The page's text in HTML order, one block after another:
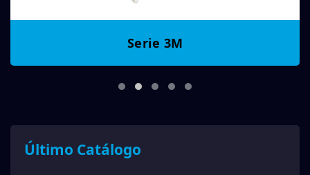
Serie 3M
Último Catálogo